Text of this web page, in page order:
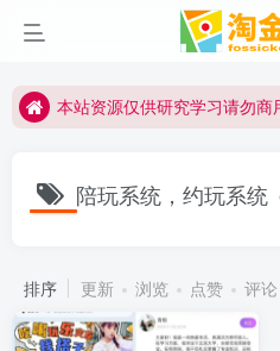
本站资源仅供研究学习请勿商用以及产生法律纠
本站资源仅供研究学习请勿商用以及产生法律纠
陪玩系统，约玩系统
排序 更新 浏览 点赞 评论